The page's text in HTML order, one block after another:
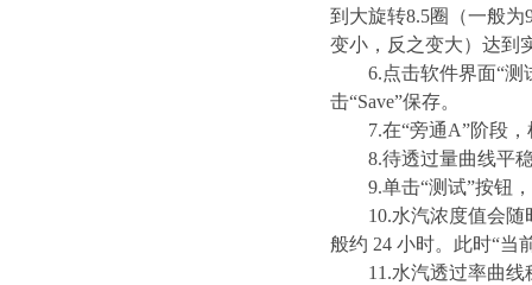
到大旋转8.5圈（一般
变小，反之变大）达到
6.点击软件界面“
击“Save”保存。
7.在“旁通A”阶段
8.待透过量曲线平
9.单击“测试”按钮
10.水汽浓度值会
般约 24 小时。此时“当
11.水汽透过率曲